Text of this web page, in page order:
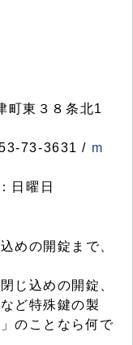
東３８条北1
73-3631 / m
日曜日
めの開錠まで、
じ込めの開錠、
ど特殊鍵の製
のことなら何で